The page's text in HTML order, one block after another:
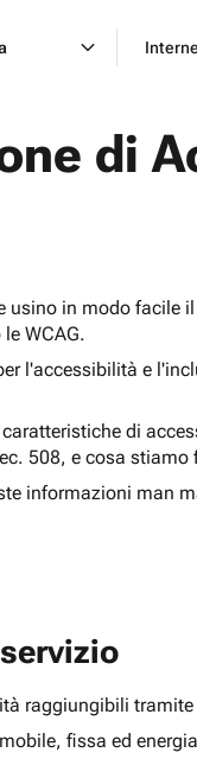
di
usino in modo facile
WCAG.
l'accessibilità e
di
508, e cosa
informazioni man
raggiungibili
fissa ed